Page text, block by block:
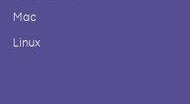
Mac
Linux